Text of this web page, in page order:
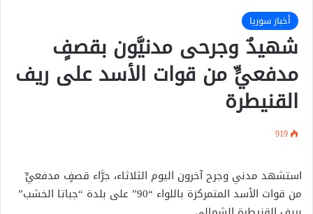
أخبار سوريا
شهيدٌ وجرحى مدنيَّون بقصفٍ
مدفعيٍّ من قوات الأسد على ريف
القنيطرة
919
استشهد مدني وجرح آخرون اليوم الثلاثاء، جرَّاء قصفٍ مدفعيٍّ
من قوات الأسد المتمركزة باللواء “90” على بلدة “جباتا الخشب”